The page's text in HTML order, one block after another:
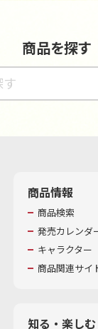
商品を探す
商品情報
商品検索
発売カレンダ
キャラクター
商品関連サイ
知る・楽しむ